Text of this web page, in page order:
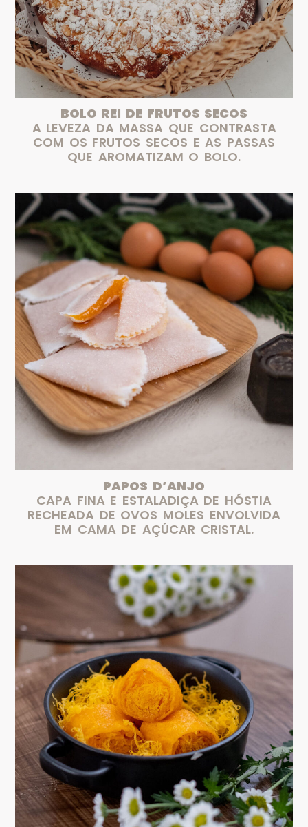
BOLO REI DE FRUTOS SECOS
A LEVEZA DA MASSA QUE CONTRASTA
COM OS FRUTOS SECOS E AS PASSAS
QUE AROMATIZAM O BOLO.
PAPOS D’ANJO
CAPA FINA E ESTALADIÇA DE HÓSTIA
RECHEADA DE OVOS MOLES ENVOLVIDA
EM CAMA DE AÇÚCAR CRISTAL.